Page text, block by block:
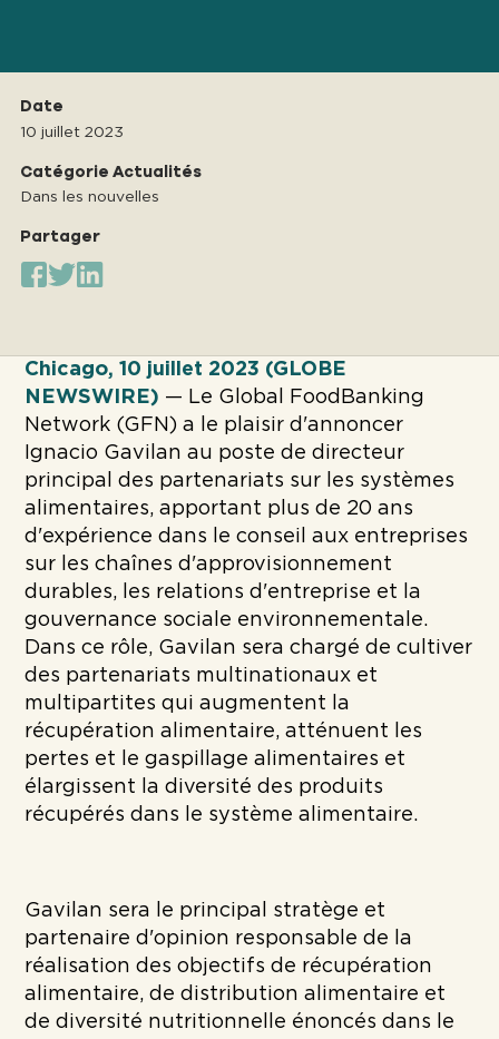
Date
10 juillet 2023
Catégorie Actualités
Dans les nouvelles
Partager
Chicago, 10 juillet 2023 (GLOBE
NEWSWIRE) — Le Global FoodBanking
Network (GFN) a le plaisir d'annoncer
Ignacio Gavilan au poste de directeur
principal des partenariats sur les systèmes
alimentaires, apportant plus de 20 ans
d'expérience dans le conseil aux entreprises
sur les chaînes d'approvisionnement
durables, les relations d'entreprise et la
gouvernance sociale environnementale.
Dans ce rôle, Gavilan sera chargé de cultiver
des partenariats multinationaux et
multipartites qui augmentent la
récupération alimentaire, atténuent les
pertes et le gaspillage alimentaires et
élargissent la diversité des produits
récupérés dans le système alimentaire.
Gavilan sera le principal stratège et
partenaire d'opinion responsable de la
réalisation des objectifs de récupération
alimentaire, de distribution alimentaire et
de diversité nutritionnelle énoncés dans le